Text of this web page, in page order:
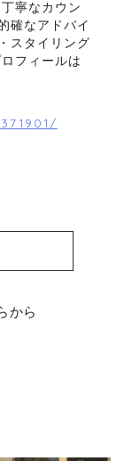
寧なカウン
確なアドバイ
スタイリング
フィールは
から